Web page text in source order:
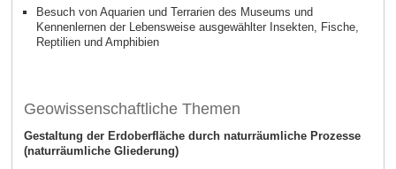
Besuch von Aquarien und Terrarien des Museums und
Kennenlernen der Lebensweise ausgewählter Insekten, Fische,
Reptilien und Amphibien
Geowissenschaftliche Themen
Gestaltung der Erdoberfläche durch naturräumliche Prozesse
(naturräumliche Gliederung)